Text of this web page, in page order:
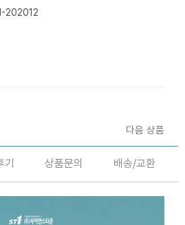
202012
다음 상품
상품문의 배송/교환